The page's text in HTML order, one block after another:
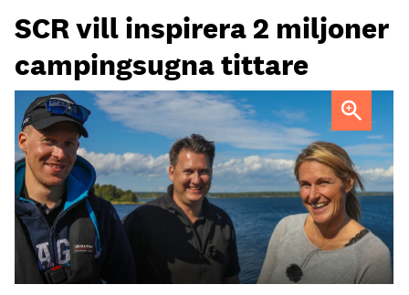
SCR vill inspirera 2 miljoner
campingsugna tittare
Erica Johansson är ny programledare för reseprogrammet
Gone Camping. Här filear hon gädda tillsammans med två
fiskeguider.Foto: Pressbild